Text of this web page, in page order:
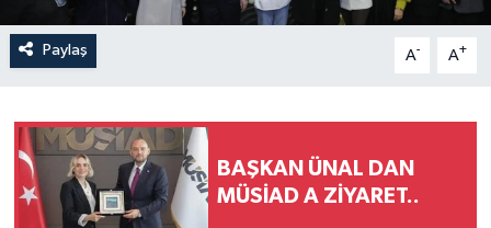
Paylaş A- A+
BAŞKAN ÜNAL DAN
MÜSİAD A ZİYARET..